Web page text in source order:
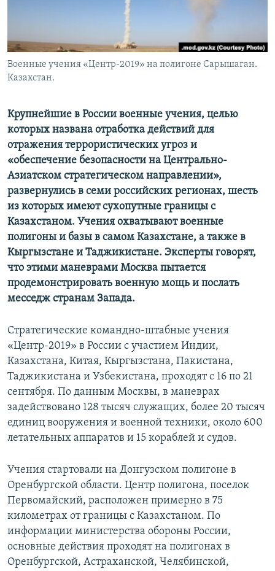
Военные учения «Центр-2019» на полигоне Сарышаган.
Казахстан.
Крупнейшие в России военные учения, целью
которых названа отработка действий для
отражения террористических угроз и
«обеспечение безопасности на Центрально-
Азиатском стратегическом направлении»,
развернулись в семи российских регионах, шесть
из которых имеют сухопутные границы с
Казахстаном. Учения охватывают военные
полигоны и базы в самом Казахстане, а также в
Кыргызстане и Таджикистане. Эксперты говорят,
что этими маневрами Москва пытается
продемонстрировать военную мощь и послать
месседж странам Запада.
Стратегические командно-штабные учения
«Центр-2019» в России с участием Индии,
Казахстана, Китая, Кыргызстана, Пакистана,
Таджикистана и Узбекистана, проходят с 16 по 21
сентября. По данным Москвы, в маневрах
задействовано 128 тысяч служащих, более 20 тысяч
единиц вооружения и военной техники, около 600
летательных аппаратов и 15 кораблей и судов.
Учения стартовали на Донгузском полигоне в
Оренбургской области. Центр полигона, поселок
Первомайский, расположен примерно в 75
километрах от границы с Казахстаном. По
информации министерства обороны России,
основные действия проходят на полигонах в
Оренбургской, Астраханской, Челябинской,